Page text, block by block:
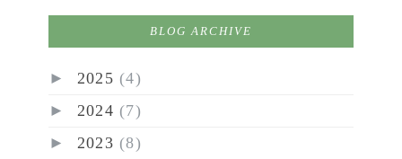
BLOG ARCHIVE
► 2025 (4)
► 2024 (7)
► 2023 (8)